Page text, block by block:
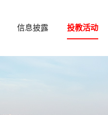
信息披露 投教活动